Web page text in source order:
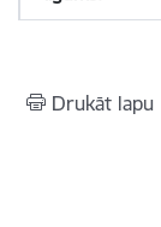
Drukāt lapu